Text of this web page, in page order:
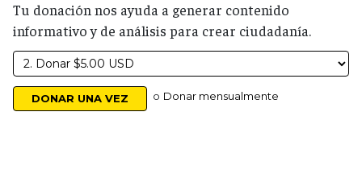
Tu donación nos ayuda a generar contenido
informativo y de análisis para crear ciudadanía.
o Donar mensualmente